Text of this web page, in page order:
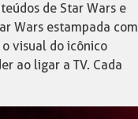
de Star Wars e
Wars estampada com
visual do icônico
ao ligar a TV. Cada